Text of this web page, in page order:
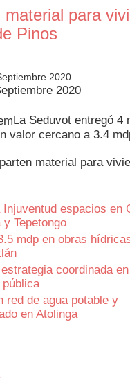
material para
Pinos
2020
2020
La Seduvot entregó 4
valor cercano a 3.4
material para
Injuventud espacios en
y Tepetongo
mdp en obras
coordinada en
red de agua potable y
en Atolinga